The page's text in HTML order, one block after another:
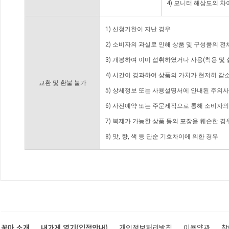
4) 모니터 해상도의 차
교환 및 환불 불가
1) 신청기한이 지난 경우
2) 소비자의 과실로 인해 상품 및 구성품의
3) 개봉하여 이미 섭취하였거나 사용(착용 및
4) 시간이 경과하여 상품의 가치가 현저히 감
5) 상세정보 또는 사용설명서에 안내된 주의
6) 사전예약 또는 주문제작으로 통해 소비자
7) 복제가 가능한 상품 등의 포장을 훼손한 경
8) 맛, 향, 색 등 단순 기호차이에 의한 경우